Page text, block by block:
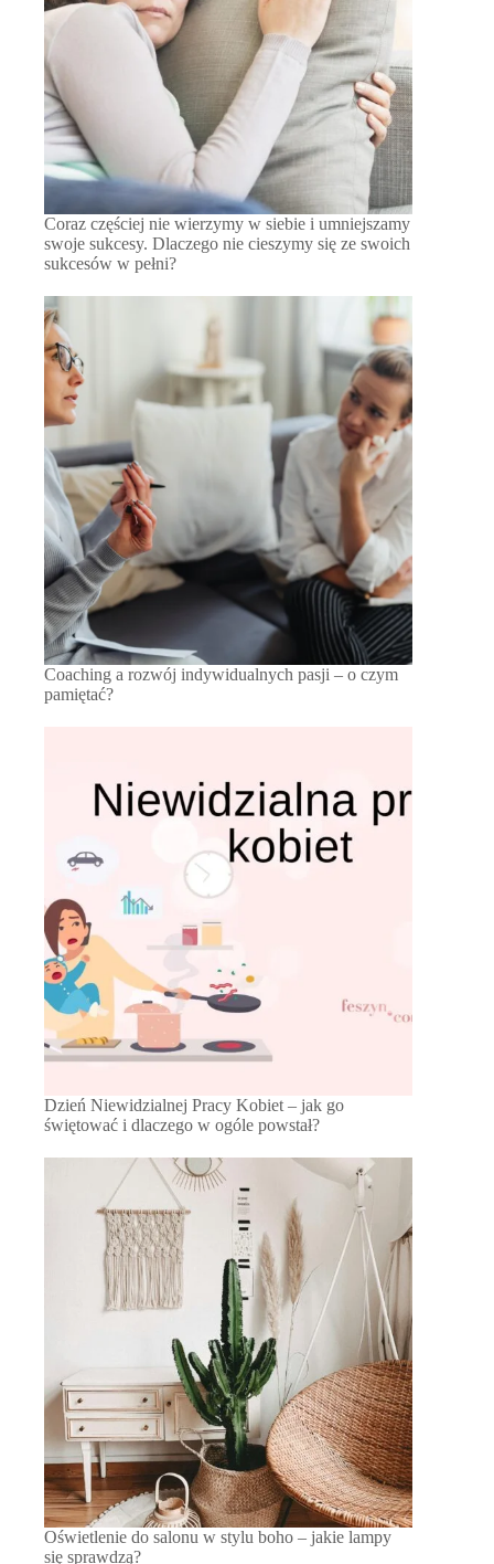
Coraz częściej nie wierzymy w siebie i umniejszamy
swoje sukcesy. Dlaczego nie cieszymy się ze swoich
sukcesów w pełni?
Coaching a rozwój indywidualnych pasji – o czym
pamiętać?
Dzień Niewidzialnej Pracy Kobiet – jak go
świętować i dlaczego w ogóle powstał?
Oświetlenie do salonu w stylu boho – jakie lampy
się sprawdzą?